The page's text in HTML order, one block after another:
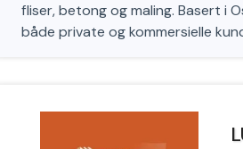
fliser, betong og maling. Basert i
både private og kommersielle